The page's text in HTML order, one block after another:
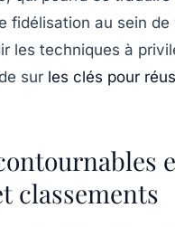
fidélisation au sein de
les techniques à
sur les clés pour
classements